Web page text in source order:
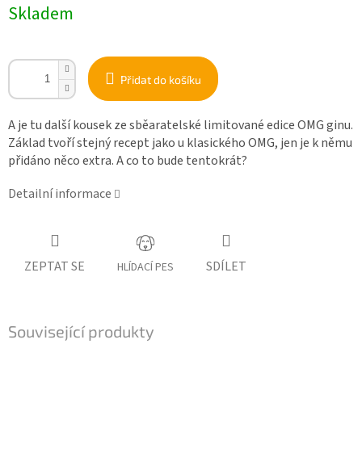
cena:
Skladem
Přidat do košíku
A je tu další kousek ze sběaratelské limitovanéedice OMG ginu.
Základ tvoří stejný recept jako u klasického OMG, jen je k němu
přidáno něco extra. A co to bude tentokrát?
Detailní informace
ZEPTAT SE HLÍDACÍ PES SDÍLET
Související produkty